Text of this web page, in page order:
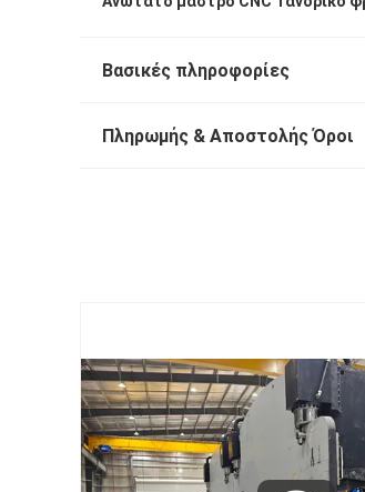
Βασικές πληροφορίες
Πληρωμής & Αποστολής Όροι